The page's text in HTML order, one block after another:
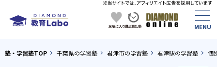
塾・学習塾TOP 千葉県の学習塾 君津市の学習塾 君津駅の学習塾 個